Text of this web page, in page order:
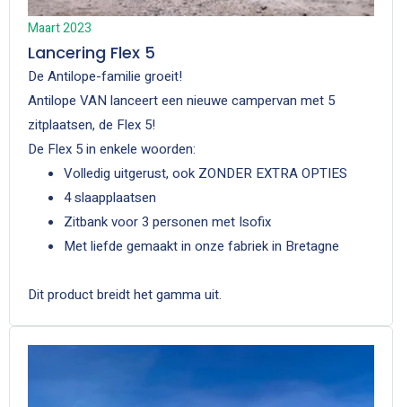
Maart 2023
Lancering Flex 5
De Antilope-familie groeit!
Antilope VAN lanceert een nieuwe campervan met 5
zitplaatsen, de Flex 5!
De Flex 5 in enkele woorden:
Volledig uitgerust, ook ZONDER EXTRA OPTIES
4 slaapplaatsen
Zitbank voor 3 personen met Isofix
Met liefde gemaakt in onze fabriek in Bretagne
Dit product breidt het gamma uit.